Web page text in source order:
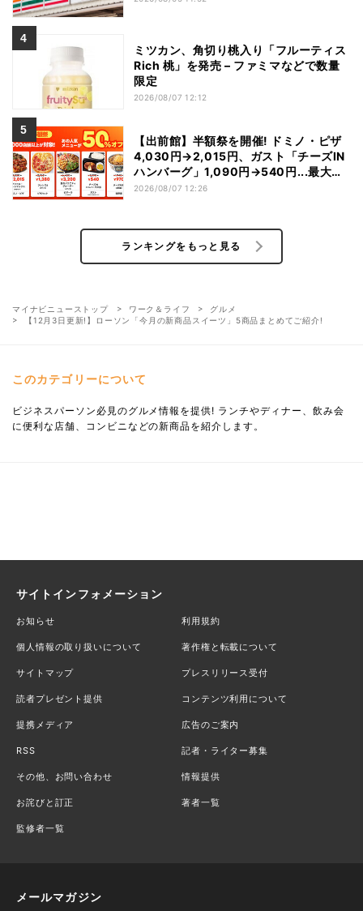
ミツカン、角切り桃入り「フルーティス
Rich 桃」を発売 – ファミマなどで数量
限定
2026/08/07 12:12
【出前館】半額祭を開催! ドミノ・ピザ
4,030円→2,015円、ガスト「チーズIN
ハンバーグ」1,090円→540円...最大
1,500円OFFの「リピ得クーポン」も配
2026/08/07 12:26
ランキングをもっと見る
マイナビニューストップ ワーク＆ライフ
グルメ
【12月3日更新!】ローソン「今月の新商品スイーツ」5商品まとめてご紹介!
このカテゴリーについて
ビジネスパーソン必見のグルメ情報を提供! ランチやディナー、飲み会
に便利な店舗、コンビニなどの新商品を紹介します。
サイトインフォメーション
お知らせ 利用規約
個人情報の取り扱いについて 著作権と転載について
サイトマップ プレスリリース受付
読者プレゼント提供 コンテンツ利用について
提携メディア 広告のご案内
RSS 記者・ライター募集
その他、お問い合わせ 情報提供
お詫びと訂正 著者一覧
監修者一覧
メールマガジン